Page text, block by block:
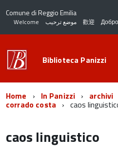
Comune di Reggio Emilia
Welcome موضع ترحيب 歡迎
Biblioteca Panizzi
Home In Panizzi archivi
corrado costa caos
caos linguistico